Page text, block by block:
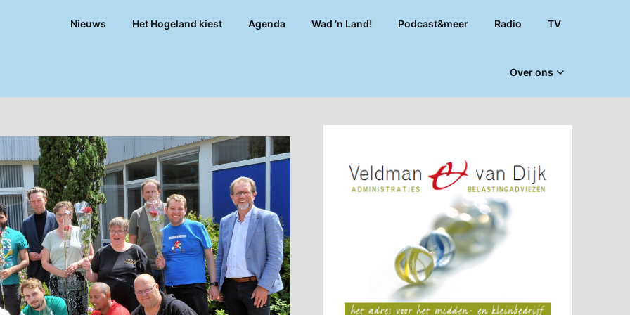
Nieuws Het Hogeland kiest Agenda Wad ’n Land! Podcast&meer Radio TV
Over ons